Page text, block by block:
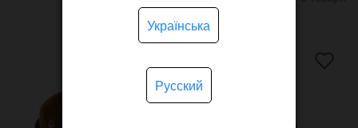
Українська
Русский